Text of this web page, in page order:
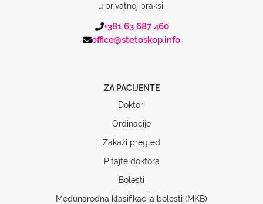
u privatnoj praksi.
+381 63 687 460
office@stetoskop.info
ZA PACIJENTE
Doktori
Ordinacije
Zakaži pregled
Pitajte doktora
Bolesti
Međunarodna klasifikacija bolesti (MKB)